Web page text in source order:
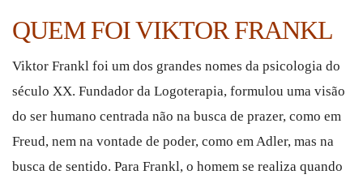
QUEM FOI VIKTOR FRANKL
Viktor Frankl foi um dos grandes nomes da psicologia do
século XX. Fundador da Logoterapia, formulou uma visão
do ser humano centrada não na busca de prazer, como em
Freud, nem na vontade de poder, como em Adler, mas na
busca de sentido. Para Frankl, o homem se realiza quando